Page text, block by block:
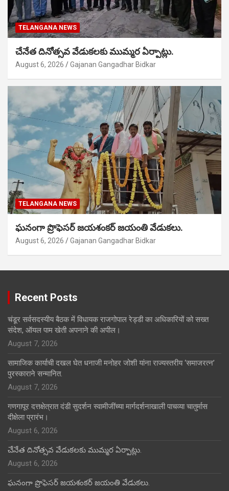
TELANGANA NEWS
చేనేత దినోత్సవ వేడుకలకు ముమ్మర ఏర్పాట్లు.
August 6, 2026 Gajanan Gangadhar Bidkar
TELANGANA NEWS
ఘనంగా ప్రొఫెసర్ జయశంకర్ జయంతి వేడుకలు.
August 6, 2026 Gajanan Gangadhar Bidkar
Recent Posts
चंडूर सर्वसदस्यीय बैठक में विधायक राजगोपाल रेड्डी का अधिकारियों को सख्त
संदेश, ऑयल पाम खेती अपनाने की अपील।
August 7, 2026
सामाजिक कार्याची दखल घेत धनाजी मनोहर जोशी यांना राज्यस्तरीय ‘समाजरत्न’
पुरस्काराने सन्मानित.
August 7, 2026
गणगापूर दत्तक्षेत्रात दंडी सुदर्शन स्वामीजींच्या मार्गदर्शनाखाली पाचव्या चातुर्मास
दीक्षेला प्रारंभ।
August 6, 2026
చేనేత దినోత్సవ వేడుకలకు ముమ్మర ఏర్పాట్లు.
August 6, 2026
ఘనంగా ప్రొఫెసర్ జయశంకర్ జయంతి వేడుకలు.